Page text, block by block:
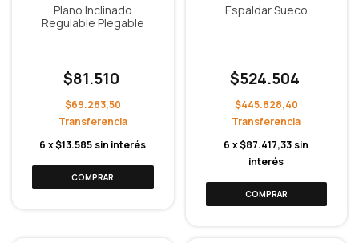
Plano Inclinado
Regulable Plegable
$81.510
$69.283,50
6 x$13.585 sin interés
Espaldar Sueco
$524.504
$445.828,40
6 x$87.417,33 sin
interés